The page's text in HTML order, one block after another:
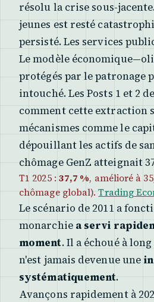
résolu la crise sous-
jeunes est resté
persisté. Les services
Le modèle
protégés par le
intouché. Les Posts 1 et 2
comment cette extraction
mécanismes comme le
dépouillant les actifs de
chômage GenZ atteignait
T1 2025 : 37,7 %, amélioré à
chômage global).Trading
Le scénario de 2011 a
monarchie a servi
moment. Il a échoué à
n'est jamais devenue une
systématiquement.
Avançons rapidement à